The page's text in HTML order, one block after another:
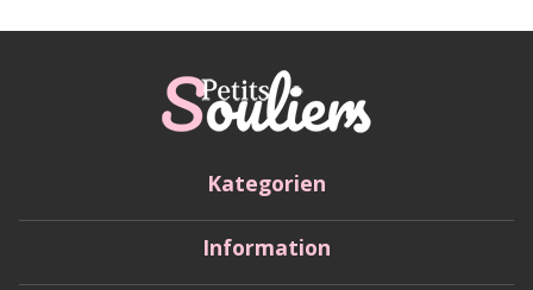
Kategorien
Information